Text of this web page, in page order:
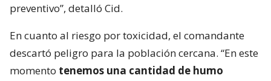
preventivo”, detalló Cid.
En cuanto al riesgo por toxicidad, el comandante
descartó peligro para la población cercana. “En este
momento tenemos una cantidad de humo